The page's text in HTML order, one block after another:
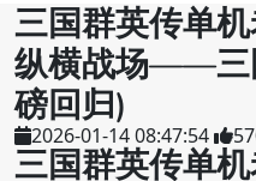
三国群英传单
纵横战场——三
磅回归)
2026-01-14 08:47:54
三国群英传单